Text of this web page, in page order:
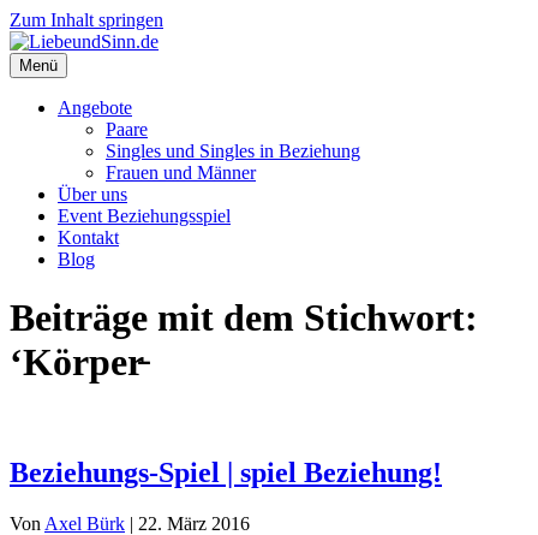
Zum Inhalt springen
Menü
Angebote
Paare
Singles und Singles in Beziehung
Frauen und Männer
Über uns
Event Beziehungsspiel
Kontakt
Blog
Beiträge mit dem Stichwort:
‘Körper̵
Beziehungs-Spiel | spiel Beziehung!
Von Axel Bürk | 22. März 2016